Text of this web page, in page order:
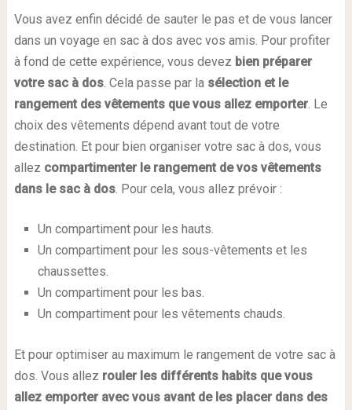
Vous avez enfin décidé de sauter le pas et de vous lancer
dans un voyage en sac à dos avec vos amis. Pour profiter
à fond de cette expérience, vous devez bien préparer
votre sac à dos. Cela passe par la sélection et le
rangement des vêtements que vous allez emporter. Le
choix des vêtements dépend avant tout de votre
destination. Et pour bien organiser votre sac à dos, vous
allez compartimenter le rangement de vos vêtements
dans le sac à dos. Pour cela, vous allez prévoir :
Un compartiment pour les hauts.
Un compartiment pour les sous-vêtements et les
chaussettes.
Un compartiment pour les bas.
Un compartiment pour les vêtements chauds.
Et pour optimiser au maximum le rangement de votre sac à
dos. Vous allez rouler les différents habits que vous
allez emporter avec vous avant de les placer dans des